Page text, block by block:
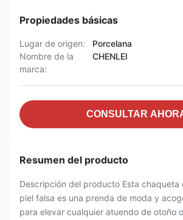
Propiedades básicas
Lugar de origen:
Porcelana
Nombre de la
marca:
CHENLEI
CONSULTAR
Resumen del producto
Descripción del producto Esta chaqueta
piel falsa es una prenda de moda y
para elevar cualquier atuendo de otoño